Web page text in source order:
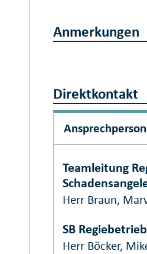
Anmerkungen
Direktkontakt
Teamleitung
Herr Braun,
SB
Herr Böcker,